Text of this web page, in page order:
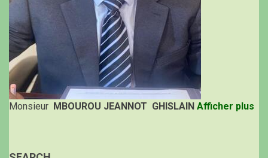
Monsieur MBOUROU JEANNOT GHISLAIN Afficher plus